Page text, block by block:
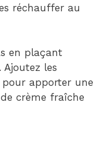
réchauffer au
en plaçant
les
apporter une
crème fraîche